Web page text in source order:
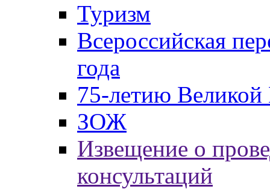
Туризм
Всероссийская
года
75-летию
ЗОЖ
Извещение о
консультаций